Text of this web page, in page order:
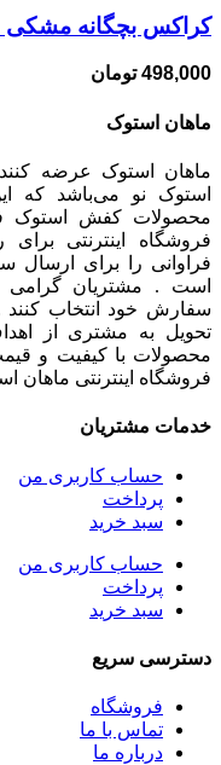
کراکس بچگانه مشکی
498,000 تومان
ماهان استوک
ماهان استوک عرضه
استوک نو می‌باشد که
محصولات کفش استوک
فروشگاه اینترنتی
فراوانی را برای ارسال
است . مشتریان گرامی
سفارش خود انتخاب
تحویل به مشتری از
محصولات با کیفیت و
فروشگاه اینترنتی ماهان
خدمات مشتریان
حساب کاربری من
پرداخت
سبد خرید
حساب کاربری من
پرداخت
سبد خرید
دسترسی سریع
فروشگاه
تماس با ما
درباره ما